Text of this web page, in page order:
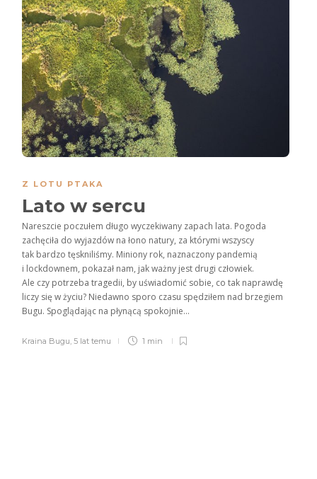
Z LOTU PTAKA
Lato w sercu
Nareszcie poczułem długo wyczekiwany zapach lata. Pogoda
zachęciła do wyjazdów na łono natury, za którymi wszyscy
tak bardzo tęskniliśmy. Miniony rok, naznaczony pandemią
i lockdownem, pokazał nam, jak ważny jest drugi człowiek.
Ale czy potrzeba tragedii, by uświadomić sobie, co tak naprawdę
liczy się w życiu? Niedawno sporo czasu spędziłem nad brzegiem
Bugu. Spoglądając na płynącą spokojnie...
Kraina Bugu, 5 lat temu 1 min